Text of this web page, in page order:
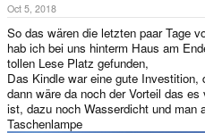
Oct 5, 2018
So das wären die letzten paar Tage
hab ich bei uns hinterm Haus am
tollen Lese Platz gefunden,
Das Kindle war eine gute
dann wäre da noch der Vorteil das
ist, dazu noch Wasserdicht und man
Taschenlampe